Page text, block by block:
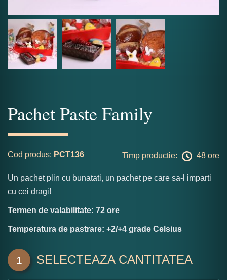
Pachet Paste Family
Cod produs: PCT136 Timp productie: 48 ore
Un pachet plin cu bunatati, un pachet pe care sa-l imparti
cu cei dragi!
Termen de valabilitate: 72 ore
Temperatura de pastrare: +2/+4 grade Celsius
1 SELECTEAZA CANTITATEA